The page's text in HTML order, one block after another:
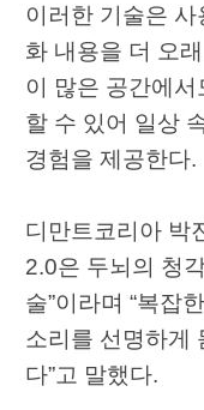
이러한 기술은
화 내용을 더 오
이 많은 공간에
할 수 있어 일상
경험을 제공한다.
디만트코리아 박
2.0은 두뇌의 청
술”이라며 “복잡
소리를 선명하게
다”고 말했다.